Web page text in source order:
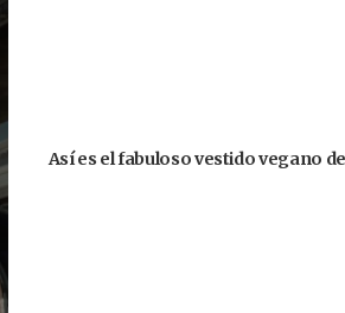
Así es el fabuloso vestido vegano